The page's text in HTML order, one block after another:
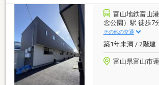
富山地鉄富山
念公園）駅 徒歩7
その他の交通
築1年未満 / 2階建
富山県富山市